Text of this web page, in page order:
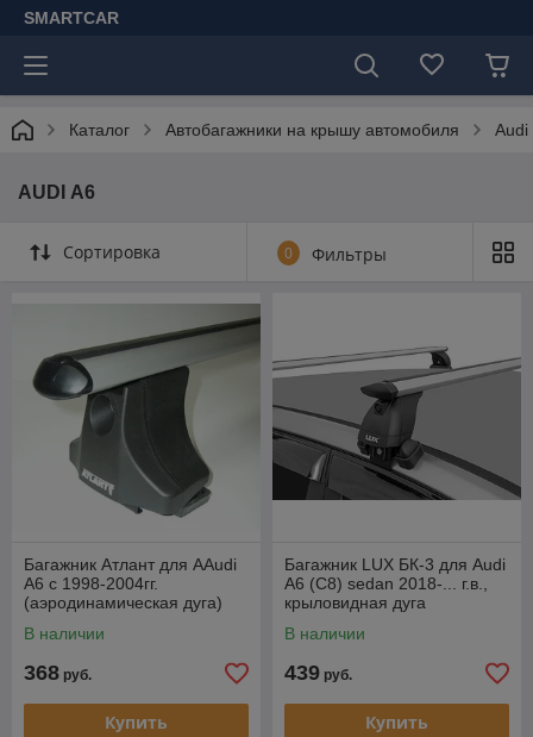
SMARTCAR
Каталог Автобагажники на крышу автомобиля Audi
AUDI А6
Сортировка 0 Фильтры
Багажник Атлант для AAudi
А6 с 1998-2004гг.
(аэродинамическая дуга)
В наличии
368 руб.
Купить
Багажник LUX БК-3 для Audi
A6 (С8) sedan 2018-... г.в.,
крыловидная дуга
В наличии
439 руб.
Купить